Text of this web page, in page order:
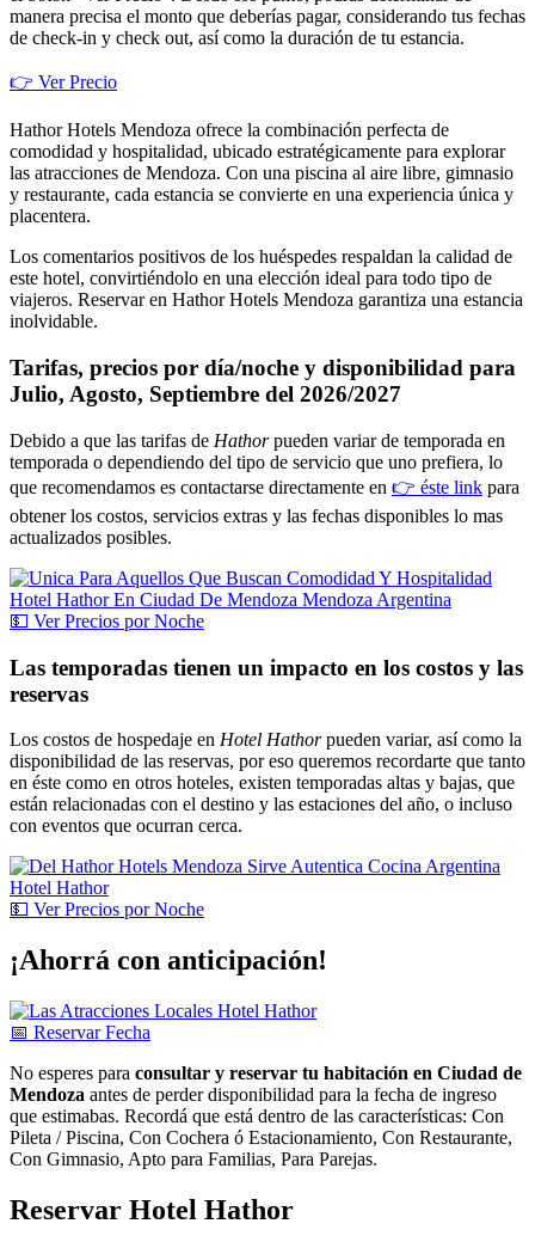
manera precisa el monto que deberías pagar, considerando tus fechas
de check-in y check out, así como la duración de tu estancia.
👉 Ver Precio
Hathor Hotels Mendoza ofrece la combinación perfecta de
comodidad y hospitalidad, ubicado estratégicamente para explorar
las atracciones de Mendoza. Con una piscina al aire libre, gimnasio
y restaurante, cada estancia se convierte en una experiencia única y
placentera.
Los comentarios positivos de los huéspedes respaldan la calidad de
este hotel, convirtiéndolo en una elección ideal para todo tipo de
viajeros. Reservar en Hathor Hotels Mendoza garantiza una estancia
inolvidable.
Tarifas, precios por día/noche y disponibilidad para
Julio, Agosto, Septiembre del 2026/2027
Debido a que las tarifas de Hathorpueden variar de temporada en
temporada o dependiendo del tipo de servicio que uno prefiera, lo
que recomendamos es contactarse directamente en 👉 éste link para
obtener los costos, servicios extras y las fechas disponibles lo mas
actualizados posibles.
💵 VerPrecios por Noche
Las temporadas tienen un impacto en los costos y las
reservas
Los costos de hospedaje en Hotel Hathorpueden variar, así como la
disponibilidad de las reservas, por eso queremos recordarte que tanto
en éste como en otros hoteles, existen temporadas altas y bajas, que
están relacionadas con el destino y las estaciones del año, o incluso
con eventos que ocurran cerca.
💵 VerPrecios por Noche
¡Ahorrá con anticipación!
📅 ReservarFecha
No esperes para consultar y reservar tu habitación en Ciudad de
Mendoza antes de perder disponibilidad para la fecha de ingreso
que estimabas. Recordá que está dentro de las características: Con
Pileta / Piscina, Con Cochera ó Estacionamiento, Con Restaurante,
Con Gimnasio, Apto para Familias, Para Parejas.
Reservar Hotel Hathor